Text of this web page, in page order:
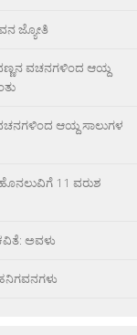
ಜ್ಯೋತಿ
ವಚನಗಳಿಂದ ಆಯ್ದ
ಆಯ್ದ ಸಾಲುಗಳ
11 ವರುಶ
ಅವಳು